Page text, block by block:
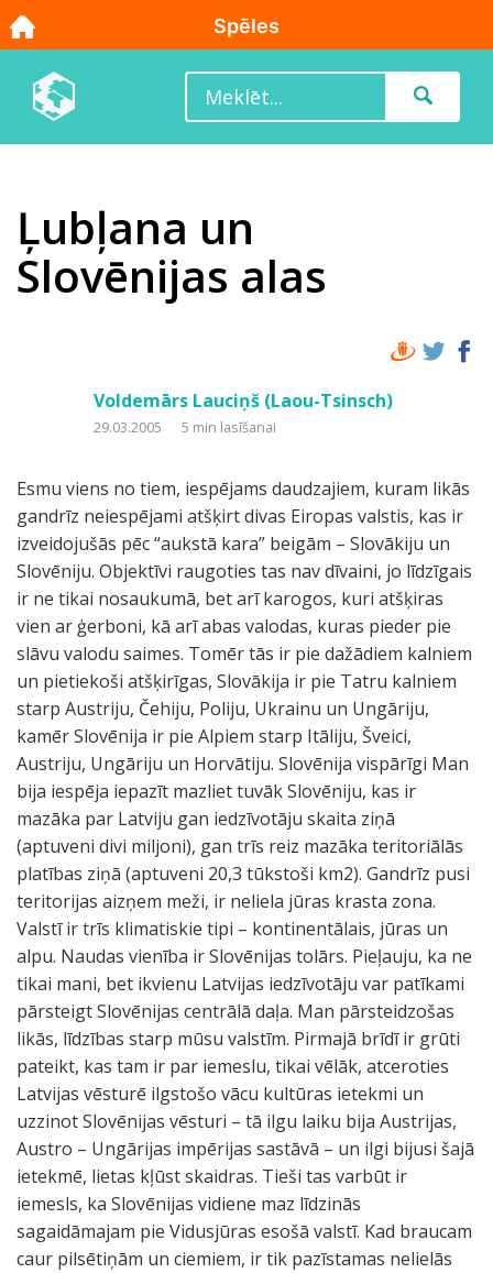
Ļubļana un
Slovēnijas alas
Voldemārs Lauciņš (Laou-Tsinsch)
29.03.2005 5 min lasīšanai
Esmu viens no tiem, iespējams daudzajiem, kuram likās
gandrīz neiespējami atšķirt divas Eiropas valstis, kas ir
izveidojušās pēc “aukstā kara” beigām – Slovākiju un
Slovēniju. Objektīvi raugoties tas nav dīvaini, jo līdzīgais
ir ne tikai nosaukumā, bet arī karogos, kuri atšķiras
vien ar ģerboni, kā arī abas valodas, kuras pieder pie
slāvu valodu saimes. Tomēr tās ir pie dažādiem kalniem
un pietiekoši atšķirīgas, Slovākija ir pie Tatru kalniem
starp Austriju, Čehiju, Poliju, Ukrainu un Ungāriju,
kamēr Slovēnija ir pie Alpiem starp Itāliju, Šveici,
Austriju, Ungāriju un Horvātiju. Slovēnija vispārīgi Man
bija iespēja iepazīt mazliet tuvāk Slovēniju, kas ir
mazāka par Latviju gan iedzīvotāju skaita ziņā
(aptuveni divi miljoni), gan trīs reiz mazāka teritoriālās
platības ziņā (aptuveni 20,3 tūkstoši km2). Gandrīz pusi
teritorijas aizņem meži, ir neliela jūras krasta zona.
Valstī ir trīs klimatiskie tipi – kontinentālais, jūras un
alpu. Naudas vienība ir Slovēnijas tolārs. Pieļauju, ka ne
tikai mani, bet ikvienu Latvijas iedzīvotāju var patīkami
pārsteigt Slovēnijas centrālā daļa. Man pārsteidzošas
likās, līdzības starp mūsu valstīm. Pirmajā brīdī ir grūti
pateikt, kas tam ir par iemeslu, tikai vēlāk, atceroties
Latvijas vēsturē ilgstošo vācu kultūras ietekmi un
uzzinot Slovēnijas vēsturi – tā ilgu laiku bija Austrijas,
Austro – Ungārijas impērijas sastāvā – un ilgi bijusi šajā
ietekmē, lietas kļūst skaidras. Tieši tas varbūt ir
iemesls, ka Slovēnijas vidiene maz līdzinās
sagaidāmajam pie Vidusjūras esošā valstī. Kad braucam
caur pilsētiņām un ciemiem, ir tik pazīstamas nelielās